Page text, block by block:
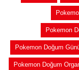
Pokemon
Pokemon Doğum
Pokemon Doğum